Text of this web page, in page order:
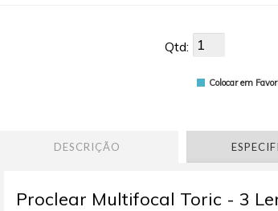
Qtd:
Colocar em
DESCRIÇÃO
Proclear Multifocal Toric - 3